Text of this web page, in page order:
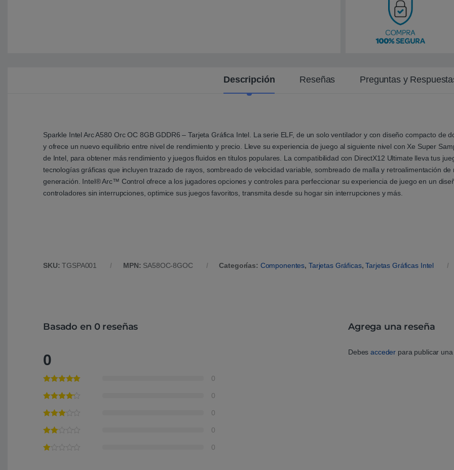
Descripción Reseñas Preguntas y
Sparkle Intel Arc A580 Orc OC 8GB GDDR6 – Tarjeta Gráfica Intel. La serie ELF, de un solo ventilador y con diseño compacto de
y ofrece un nuevo equilibrio entre nivel de rendimiento y precio. Lleve su experiencia de juego al siguiente nivel con Xe Super
de Intel, para obtener más rendimiento y juegos fluidos en títulos populares. La compatibilidad con DirectX12 Ultimate lleva tus
tecnologías gráficas que incluyen trazado de rayos, sombreado de velocidad variable, sombreado de malla y retroalimentación
generación. Intel® Arc™ Control ofrece a los jugadores opciones y controles para perfeccionar su experiencia de juego en un
controladores sin interrupciones, optimice sus juegos favoritos, transmita desde su hogar sin interrupciones y más.
SKU:TGSPA001 MPN: SA58OC-8GOC Categorías: Componentes, Tarjetas Gráficas,Tarjetas Gráficas Intel
Basado en 0 reseñas
0
0
0
0
0
0
Agrega una reseña
Debesacceder para publicar